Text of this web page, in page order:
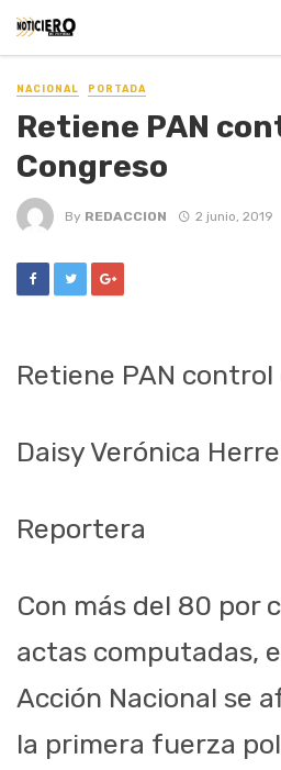
NACIONAL PORTADA
Retiene PAN
Congreso
By REDACCION 2 junio, 2019
Retiene PAN
Daisy Verónica
Reportera
Con más del 80 por
actas computadas,
Acción Nacional se
la primera fuerza